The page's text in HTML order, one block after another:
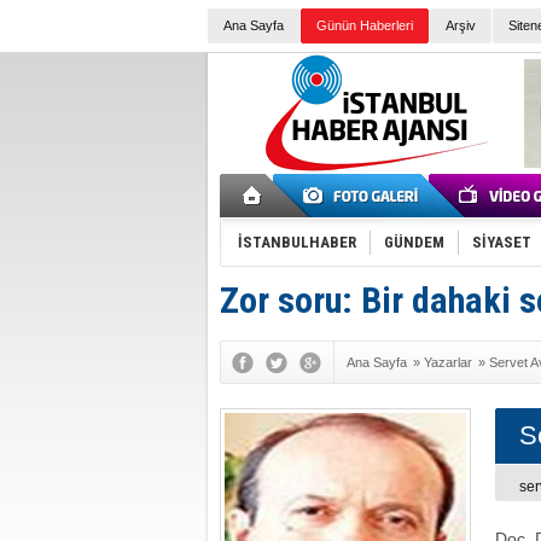
Ana Sayfa Günün Haberleri Arşiv
İSTANBULHABER GÜNDEM SİYASET
Zor soru: Bir dahaki
Ana Sayfa » Yazarlar » Servet